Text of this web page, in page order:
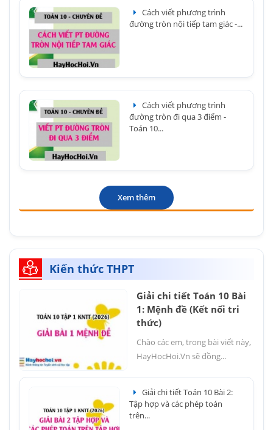
Cách viết phương trình
đường tròn nội tiếp tam giác -...
Cách viết phương trình
đường tròn đi qua 3 điểm -
Toán 10...
Xem thêm
Kiến thức THPT
Giải chi tiết Toán 10 Bài
1: Mệnh đề (Kết nối tri
thức)
Chào các em, trong bài viết này,
HayHocHoi.Vn sẽ đồng...
Giải chi tiết Toán 10 Bài 2:
Tập hợp và các phép toán
trên...